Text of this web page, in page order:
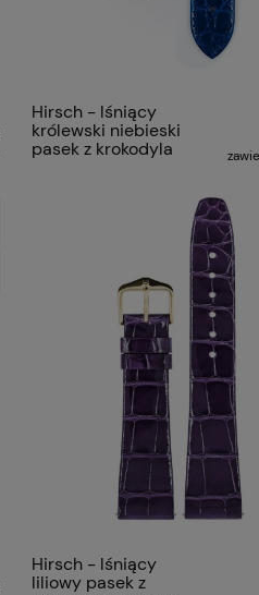
Hirsch - lśniący
królewski niebieski
pasek z krokodyla
Hirsch - lśniący
liliowy pasek z